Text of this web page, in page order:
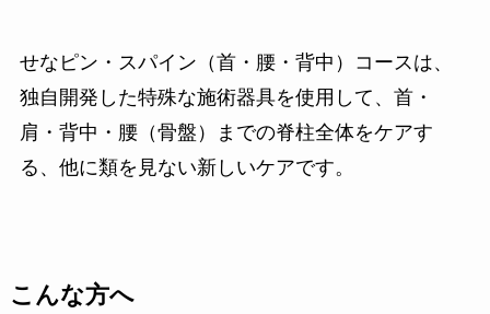
せなピン・スパイン（首・腰・背中）コースは、
独自開発した特殊な施術器具を使用して、首・
肩・背中・腰（骨盤）までの脊柱全体をケアす
る、他に類を見ない新しいケアです。
こんな方へ